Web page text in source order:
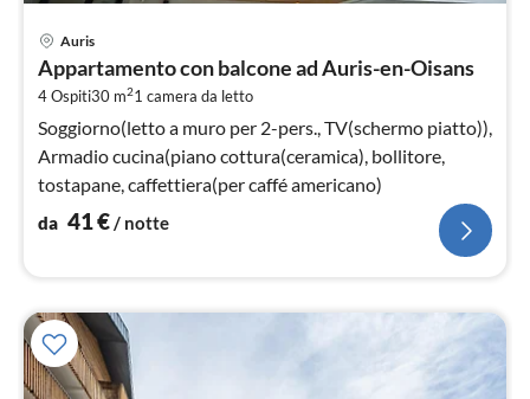
Auris
Appartamento con balcone ad Auris-en-Oisans
4 Ospiti30 m21 camera da letto
Soggiorno(letto a muro per 2-pers., TV(schermo piatto)),
Armadio cucina(piano cottura(ceramica), bollitore,
tostapane, caffettiera(per caffé americano)
da 41€/ notte